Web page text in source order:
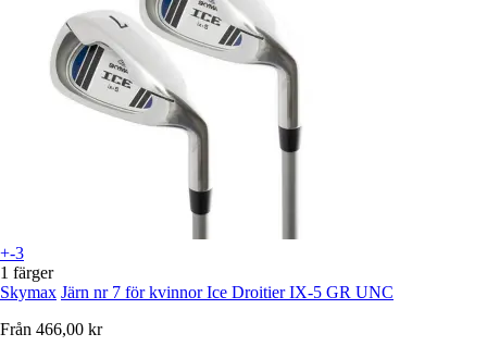
+-3
1 färger
Skymax Järn nr 7 för kvinnor Ice Droitier IX-5 GR UNC
Från 466,00 kr